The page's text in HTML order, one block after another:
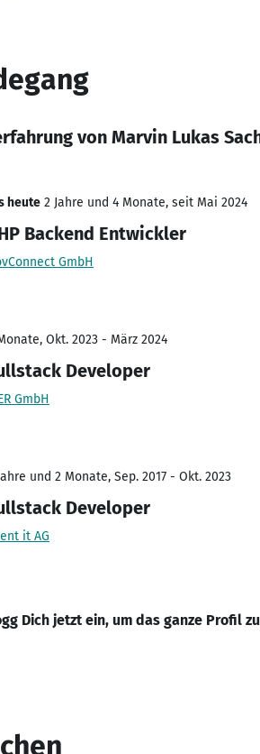
von Marvin Lukas
heute 2 Jahre und 4 Monate, seit Mai 2024
Backend Entwickler
GmbH
Okt. 2023 - März 2024
Developer
GmbH
und 2 Monate, Sep. 2017 - Okt. 2023
Developer
it AG
Dich jetzt ein, um das ganze Profil